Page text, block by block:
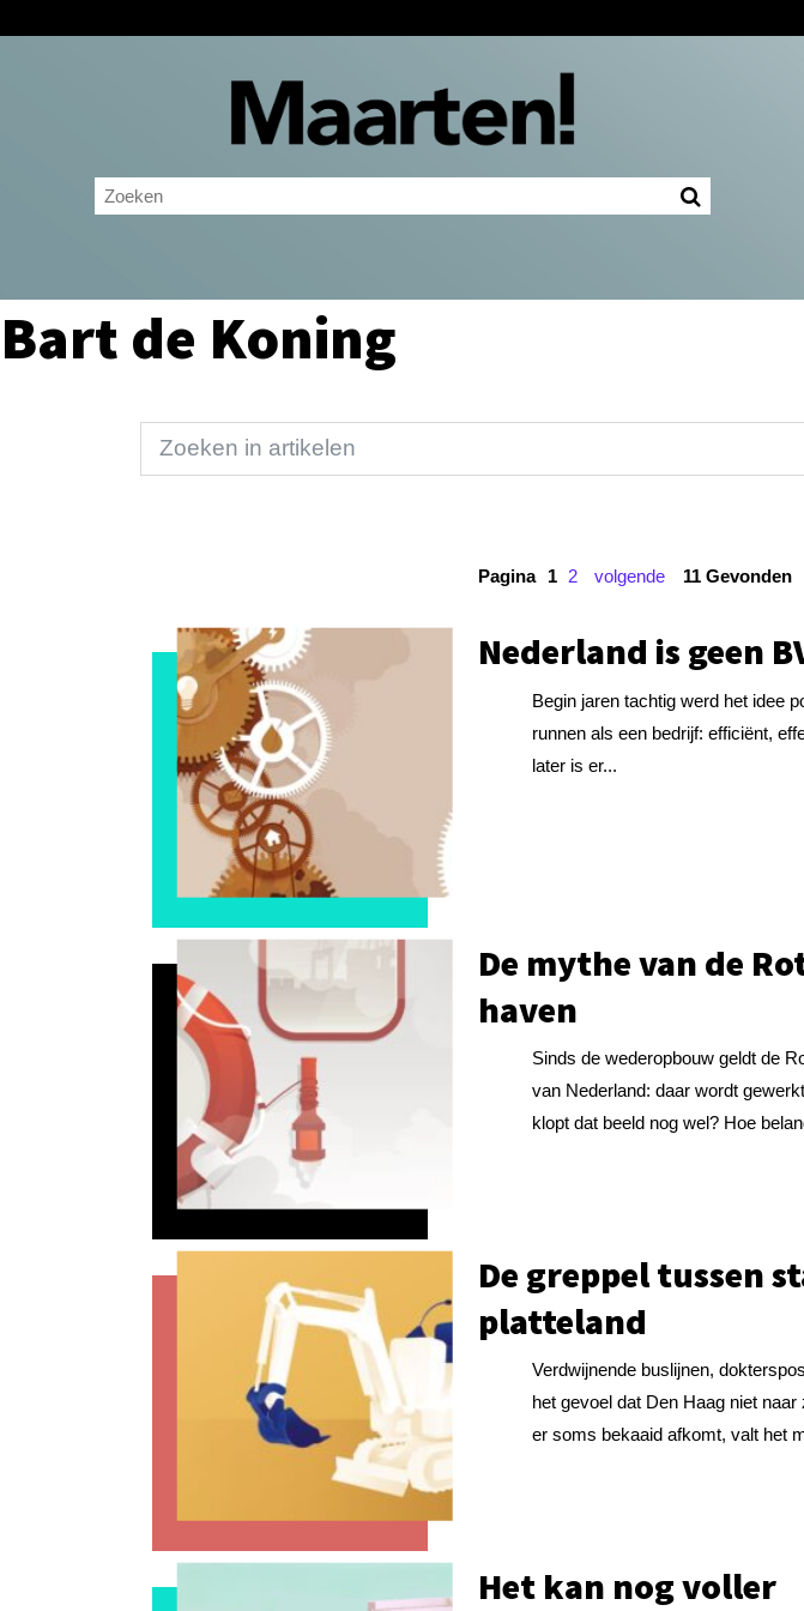
Ingelogd blijven
Bart de Koning
Pagina 1 2 volgende 11 Gevonden
Nederland is geen
Begin jaren tachtig werd het idee
runnen als een bedrijf: efficiënt,
later is er...
De mythe van de
haven
Sinds de wederopbouw geldt de
van Nederland: daar wordt
klopt dat beeld nog wel? Hoe
De greppel tussen
platteland
Verdwijnende buslijnen,
het gevoel dat Den Haag niet
er soms bekaaid afkomt, valt het
Het kan nog voller